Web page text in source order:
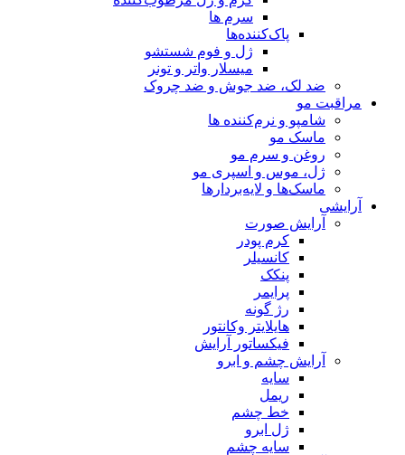
سرم ها
پاک‌کننده‌ها
ژل و فوم شستشو
میسلار واتر و تونر
ضد لک، ضد جوش و ضد چروک
مراقبت مو
شامپو و نرم‌کننده ها
ماسک مو
روغن و سرم مو
ژل، موس و اسپری مو
ماسک‌ها و لایه‌بردارها
آرایشی
آرایش صورت
کرم پودر
کانسیلر
پنکک
پرایمر
رژ گونه
هایلایتر وکانتور
فیکساتور آرایش
آرایش چشم و ابرو
سایه
ریمل
خط چشم
ژل ابرو
سایه چشم